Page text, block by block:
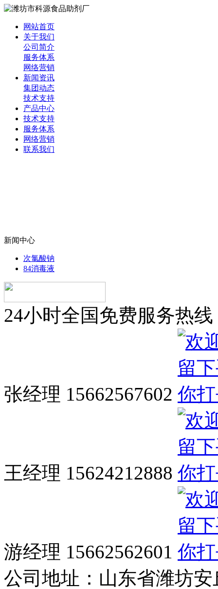
网站首页
关于我们
公司简介
服务体系
网络营销
新闻资讯
集团动态
技术支持
产品中心
技术支持
服务体系
网络营销
联系我们
新闻中心
次氯酸钠
84消毒液
24小时全国免费服务热线
张经理 15662567602
王经理 15624212888
游经理 15662562601
公司地址： 山东省潍坊